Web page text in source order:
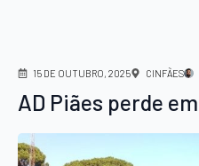
15 DE OUTUBRO, 2025 CINFÃES
AD Piães perde